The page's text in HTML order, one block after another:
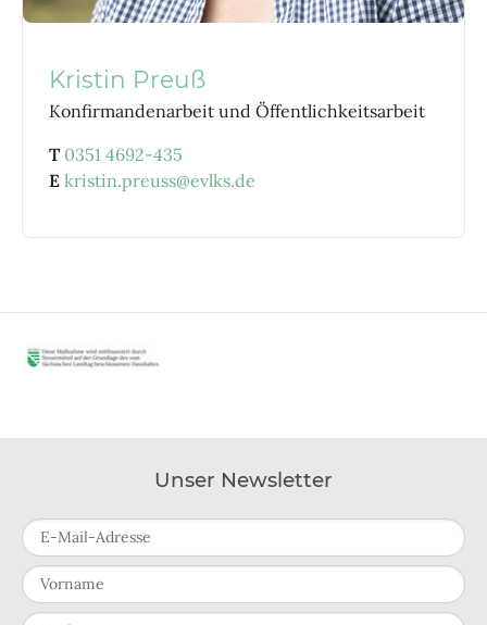
Kristin Preuß
Konfirmandenarbeit und Öffentlichkeitsarbeit
T 0351 4692-435
E kristin.preuss@evlks.de
Unser Newsletter